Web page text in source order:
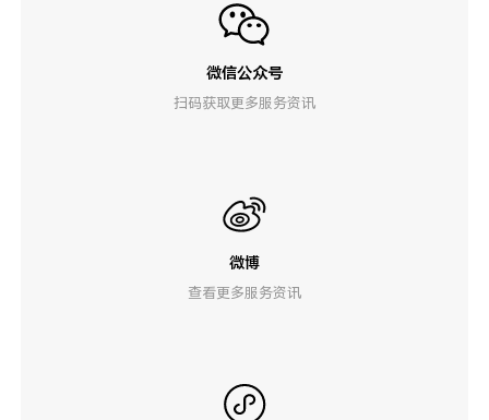
微信公众号
扫码获取更多服务资讯
微博
查看更多服务资讯